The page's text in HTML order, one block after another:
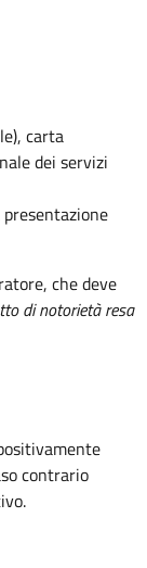
carta
dei servizi
che deve
di notorietà resa
contrario